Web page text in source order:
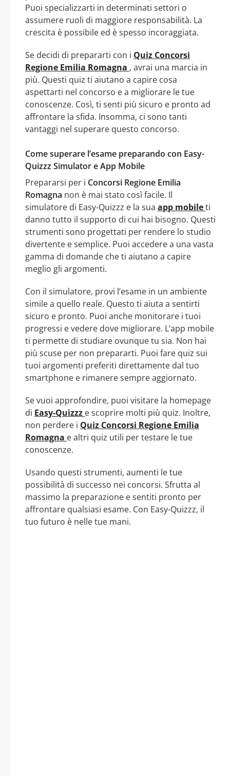
Puoi specializzarti in determinati settori o
assumere ruoli di maggiore responsabilità. La
crescita è possibile ed è spesso incoraggiata.
Se decidi di prepararti con i Quiz Concorsi
Regione Emilia Romagna , avrai una marcia in
più. Questi quiz ti aiutano a capire cosa
aspettarti nel concorso e a migliorare le tue
conoscenze. Così, ti senti più sicuro e pronto ad
affrontare la sfida. Insomma, ci sono tanti
vantaggi nel superare questo concorso.
Come superare l’esame preparando con Easy-
Quizzz Simulator e App Mobile
Prepararsi per i Concorsi Regione Emilia
Romagna non è mai stato così facile. Il
simulatore di Easy-Quizzz e la sua app mobileti
danno tutto il supporto di cui hai bisogno. Questi
strumenti sono progettati per rendere lo studio
divertente e semplice. Puoi accedere a una vasta
gamma di domande che ti aiutano a capire
meglio gli argomenti.
Con il simulatore, provi l’esame in un ambiente
simile a quello reale. Questo ti aiuta a sentirti
sicuro e pronto. Puoi anche monitorare i tuoi
progressi e vedere dove migliorare. L’app mobile
ti permette di studiare ovunque tu sia. Non hai
più scuse per non prepararti. Puoi fare quiz sui
tuoi argomenti preferiti direttamente dal tuo
smartphone e rimanere sempre aggiornato.
Se vuoi approfondire, puoi visitare la homepage
di Easy-Quizzz e scoprire molti più quiz. Inoltre,
non perdere i Quiz Concorsi Regione Emilia
Romagna e altri quiz utili per testare le tue
conoscenze.
Usando questi strumenti, aumenti le tue
possibilità di successo nei concorsi. Sfrutta al
massimo la preparazione e sentiti pronto per
affrontare qualsiasi esame. Con Easy-Quizzz, il
tuo futuro è nelle tue mani.